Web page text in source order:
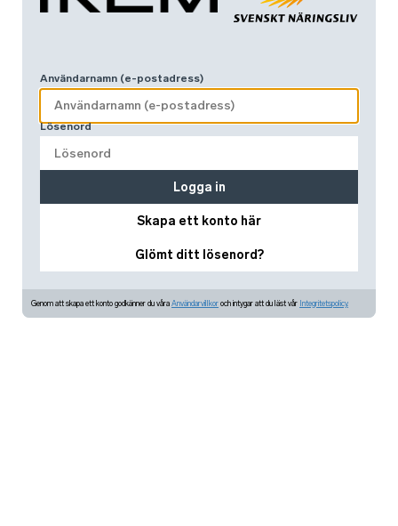
Användarnamn (e-postadress)
Lösenord
Skapa ett konto här
Glömt ditt lösenord?
Logga in
Genom att skapa ett konto godkänner du våra Användarvillkor och intygar att du läst vår Integritetspolicy.